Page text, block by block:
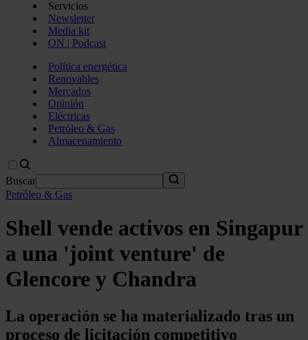
Servicios
Newsletter
Media kit
ON | Podcast
Política energética
Renovables
Mercados
Opinión
Eléctricas
Petróleo & Gas
Almacenamiento
Buscar
Petróleo & Gas
Shell vende activos en Singapur
a una 'joint venture' de
Glencore y Chandra
La operación se ha materializado tras un
proceso de licitación competitivo